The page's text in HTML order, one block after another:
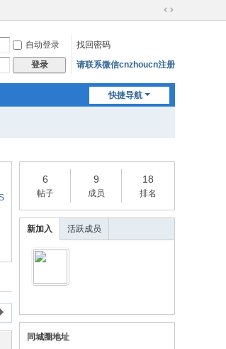
切
宽
自动登录
找回密码
登录 请联系微信cnzhoucn注册
快捷导航
6
帖子
9
成员
18
排名
新加入 活跃成员
同城圈地址